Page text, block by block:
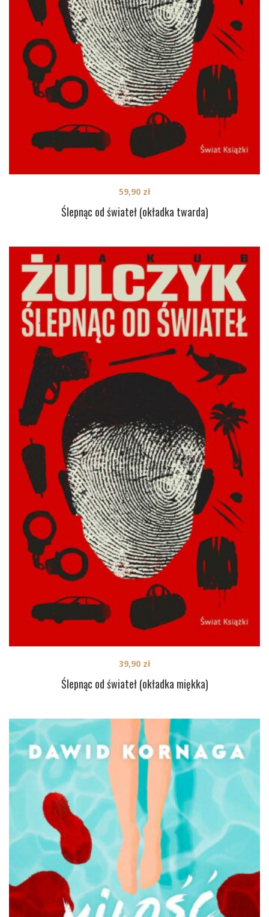
Ślepnąc od świateł (okładka twarda)
59,90 zł
Ślepnąc od świateł (okładka miękka)
39,90 zł